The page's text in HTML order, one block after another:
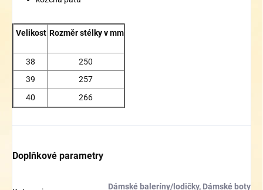
Velikost Rozměr stélky v mm
38
250
39
257
40
266
Doplňkové parametry
Dámské baleríny/lodičky, Dámské boty